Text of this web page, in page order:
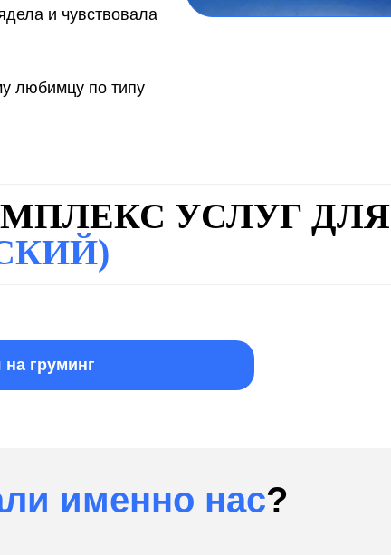
и чувствовала
любимцу по типу
УСЛУГ ДЛЯ
на груминг
именно нас?